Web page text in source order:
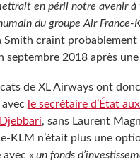
en péril notre avenir
du groupe Air France-
Smith craint
septembre 2018 après
de XL Airways ont
le secrétaire d’État
, sans Laurent
KLM n’était plus une
avec « un fonds